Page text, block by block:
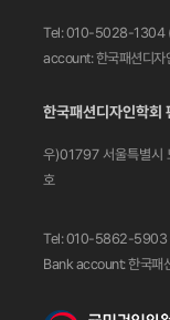
Tel: 010-5028-1304 (
account: 한국패션디
한국패션디자인학회
우)01797 서울특별시
호
Tel: 010-5862-5903 (
Bank account: 한국